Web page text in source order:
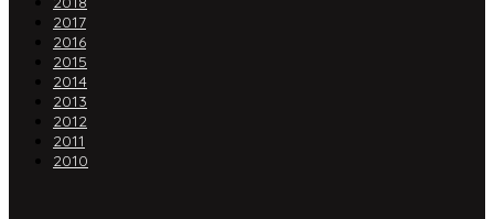
2017
2016
2015
2014
2013
2012
2011
2010